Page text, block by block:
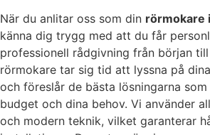
När du anlitar oss som din rörmokare
känna dig trygg med att du får
professionell rådgivning från början till
rörmokare tar sig tid att lyssna på
och föreslår de bästa lösningarna
budget och dina behov. Vi använder
och modern teknik, vilket garanterar